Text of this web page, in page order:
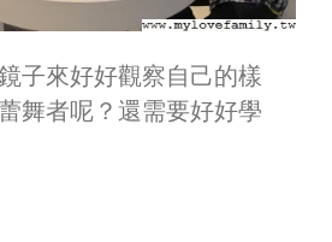
子來好好觀察自己的樣
舞者呢？還需要好好學